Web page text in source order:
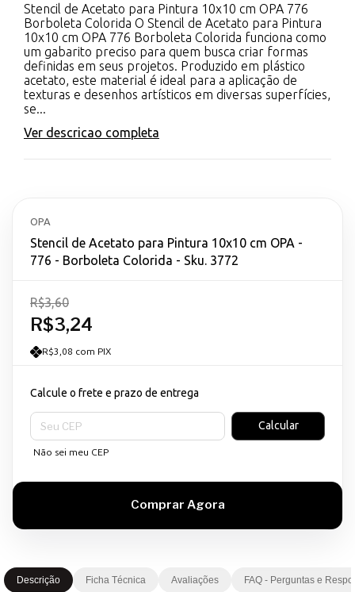
Stencil de Acetato para Pintura 10x10 cm OPA 776
Borboleta Colorida O Stencil de Acetato para Pintura
10x10 cm OPA 776 Borboleta Colorida funciona como
um gabarito preciso para quem busca criar formas
definidas em seus projetos. Produzido em plástico
acetato, este material é ideal para a aplicação de
texturas e desenhos artísticos em diversas superfícies,
se...
Ver descricao completa
OPA
Stencil de Acetato para Pintura 10x10 cm OPA -
776 - Borboleta Colorida - Sku. 3772
R$3,24
R$3,60
R$3,08 com PIX
Calcule o frete e prazo de entrega
Entregas para o CEP:
Calcular
Não sei meu CEP
Descrição Ficha Técnica Avaliações FAQ - Perguntas e